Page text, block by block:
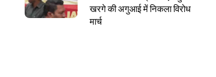
खरगे की अगुआई में निकला विरोध
मार्च